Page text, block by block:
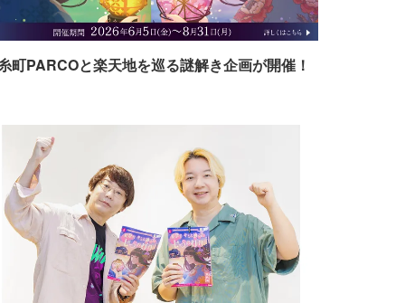
町PARCOと楽天地を巡る謎解き企画が開催！